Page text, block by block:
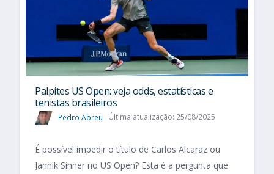
Palpites US Open: veja odds, estatísticas e
tenistas brasileiros
Pedro Abreu Última atualização: 25/08/2025
É possível impedir o título de Carlos Alcaraz ou
Jannik Sinner no US Open? Esta é a pergunta que